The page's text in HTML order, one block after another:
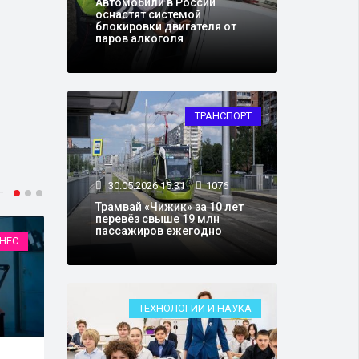
оснастят системой
блокировки двигателя от
паров алкоголя
ТРАНСПОРТ
30.05.2026 15:31 1076
Трамвай «Чижик» за 10 лет
перевёз свыше 19 млн
пассажиров ежегодно
ТЕХНОЛОГИИ И НАУКА